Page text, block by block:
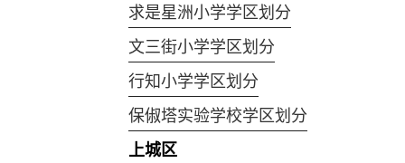
求是星洲小学学区划分
文三街小学学区划分
行知小学学区划分
保俶塔实验学校学区划分
上城区